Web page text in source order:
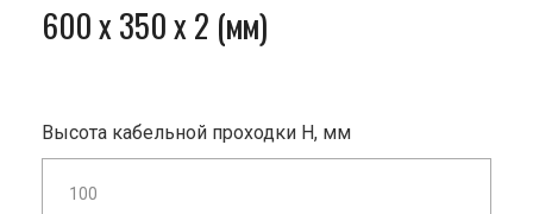
600 x 350 x 2 (мм)
Высота кабельной проходки H, мм